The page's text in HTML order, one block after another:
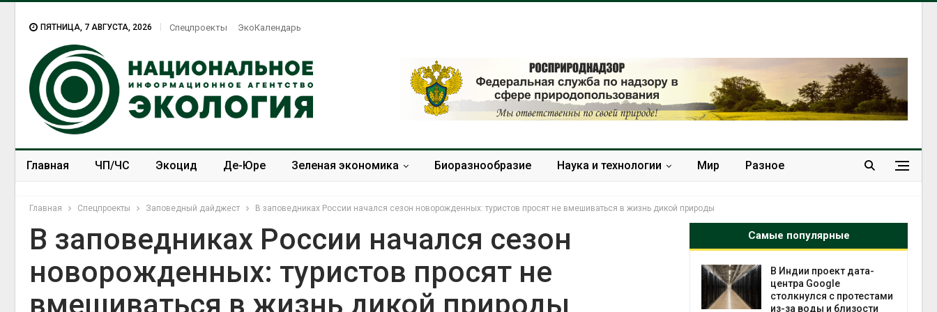
ПЯТНИЦА, 7 АВГУСТА, 2026 Спецпроекты ЭкоКалендарь
Главная ЧП/ЧС Экоцид Де-Юре Зеленая экономика Биоразнообразие Наука и технологии Мир Разное
Главная Спецпроекты Заповедный дайджест В заповедниках России начался сезон новорожденных: туристов просят не вмешиваться в жизнь дикой природы
В заповедниках России начался сезон
новорожденных: туристов просят не
вмешиваться в жизнь дикой природы
Самые популярные
Дождевая вода с крыш
может помочь городам
переживать жару
спроса со стороны ИИ
В Индии проект дата-
центра Google
столкнулся с протестами
из-за воды и близости